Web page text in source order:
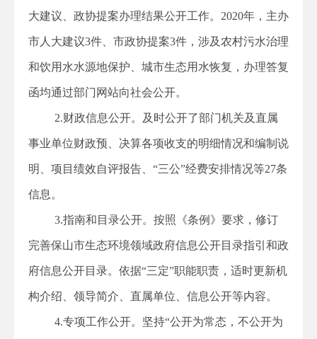
大建议、政协提案办理结果公开工作。2020年，主办
市人大建议3件、市政协提案3件，涉及农村污水治理
和饮用水水源地保护、城市生态用水恢复，办理答复
函均通过部门网站向社会公开。
2.财政信息公开。及时公开了部门机关及直属
事业单位财政预、决算各项收支的明细情况和编制说
明、项目绩效自评报告、“三公”经费安排情况等27条
信息。
3.指南和目录公开。按照《条例》要求，修订
完善保山市生态环境领域政府信息公开目录指引和政
府信息公开目录。依据“三定”职能职责，适时更新机
构介绍、领导简介、直属单位、信息公开等内容。
4.专项工作公开。坚持“公开为常态，不公开为